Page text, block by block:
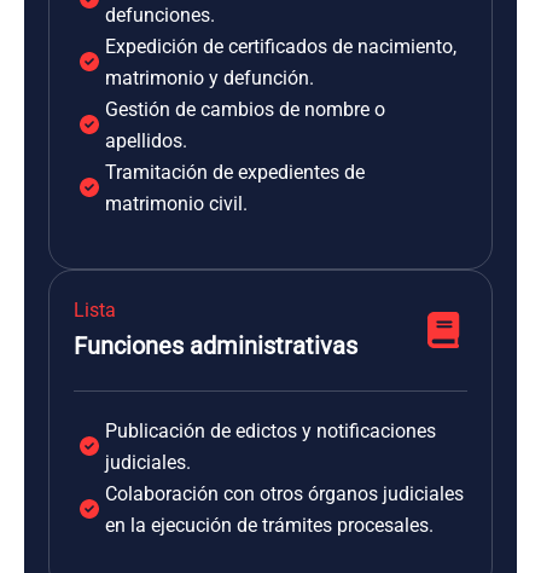
defunciones.
Expedición de certificados de nacimiento,
matrimonio y defunción.
Gestión de cambios de nombre o
apellidos.
Tramitación de expedientes de
matrimonio civil.
Lista
Funciones administrativas
Publicación de edictos y notificaciones
judiciales.
Colaboración con otros órganos judiciales
en la ejecución de trámites procesales.